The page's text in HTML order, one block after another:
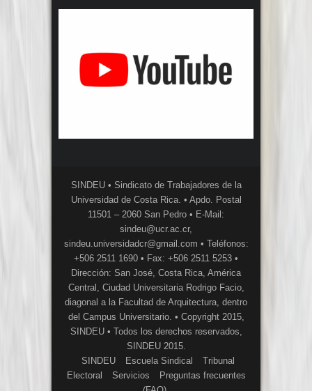
SINDEU • Sindicato de Trabajadores de la
Universidad de Costa Rica. • Apdo. Postal
11501 – 2060 San Pedro • E-Mail:
sindeu@ucr.ac.cr,
sindeu.universidadcr@gmail.com • Teléfonos:
+506 2511 1690 • Fax: +506 2511 5253 •
Dirección: San José, Costa Rica, América
Central, Ciudad Universitaria Rodrigo Facio,
diagonal a la Facultad de Arquitectura, dentro
del Campus Universitario. • Copyright 2015,
SINDEU • Todos los derechos reservados,
SINDEU 2015.
SINDEU
Escuela Sindical
Tribunal
Electoral
Servicios
Preguntas frecuentes